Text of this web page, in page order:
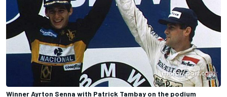
Winner Ayrton Senna with Patrick Tambay on the podium